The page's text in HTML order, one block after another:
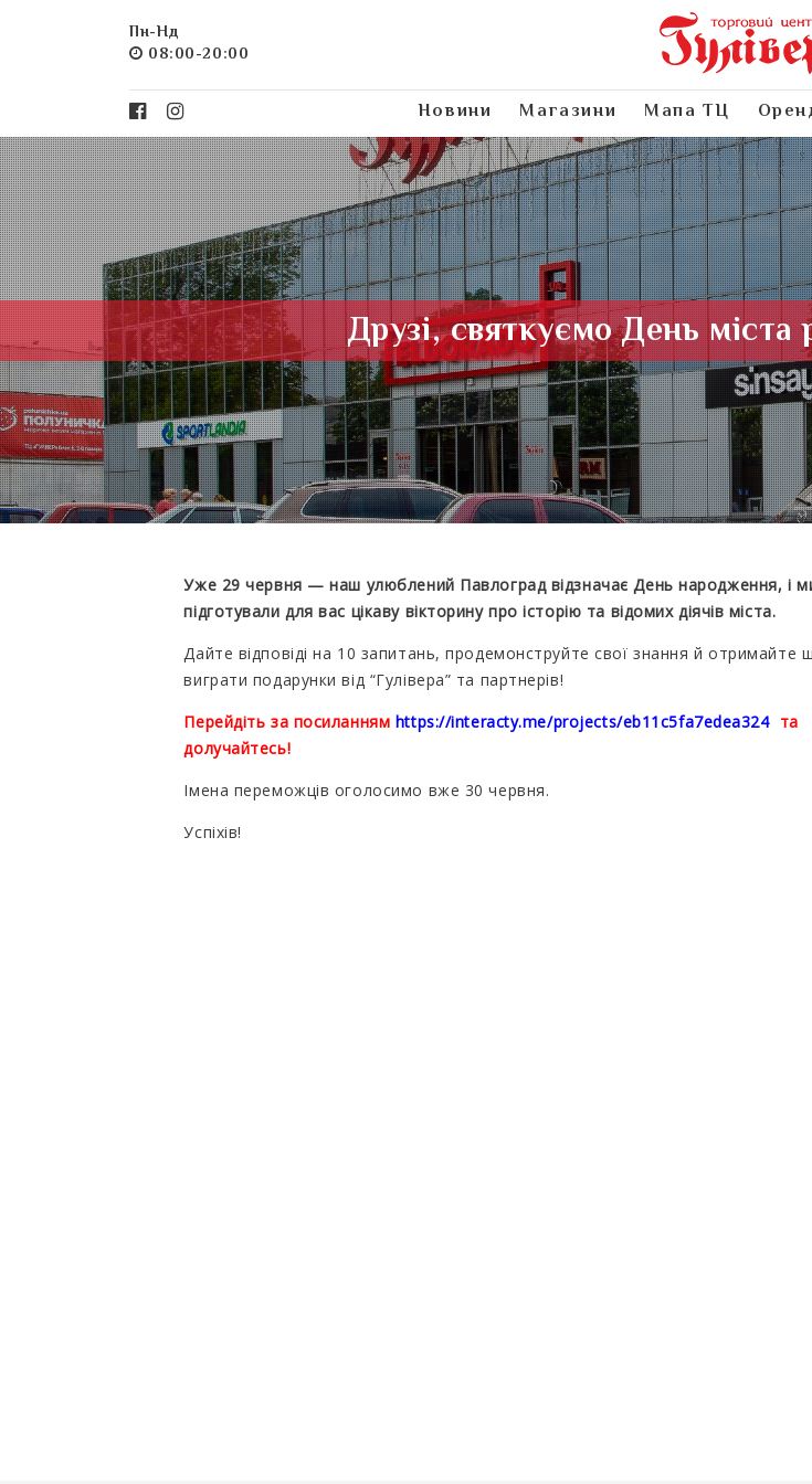
Пн-Нд
08:00-20:00
Новини Магазини Мапа ТЦ
Друзі, святкуємо День міста
Уже 29 червня — наш улюблений Павлоград відзначає День народження, і
підготували для вас цікаву вікторину про історію та відомих діячів міста.
Дайте відповіді на 10 запитань, продемонструйте свої знання й отримайте
виграти подарунки від “Гулівера” та партнерів!
Перейдіть за посиланням https://interacty.me/projects/eb11c5fa7edea324та
долучайтесь!
Імена переможців оголосимо вже 30 червня.
Успіхів!